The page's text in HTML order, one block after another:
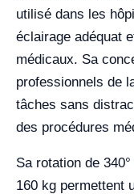
utilisé dans les
éclairage adéquat
médicaux. Sa
professionnels de
tâches sans
des procédures
Sa rotation de
160 kg permettent